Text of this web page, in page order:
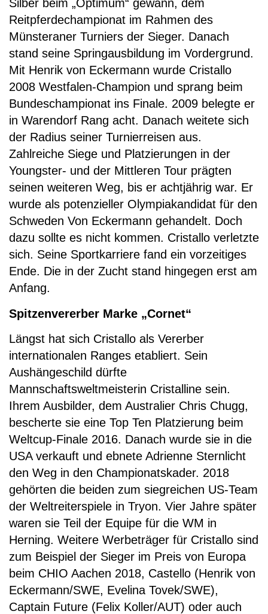
Silber beim „Optimum“ gewann, dem
Reitpferdechampionat im Rahmen des
Münsteraner Turniers der Sieger. Danach
stand seine Springausbildung im Vordergrund.
Mit Henrik von Eckermann wurde Cristallo
2008 Westfalen-Champion und sprang beim
Bundeschampionat ins Finale. 2009 belegte er
in Warendorf Rang acht. Danach weitete sich
der Radius seiner Turnierreisen aus.
Zahlreiche Siege und Platzierungen in der
Youngster- und der Mittleren Tour prägten
seinen weiteren Weg, bis er achtjährig war. Er
wurde als potenzieller Olympiakandidat für den
Schweden Von Eckermann gehandelt. Doch
dazu sollte es nicht kommen. Cristallo verletzte
sich. Seine Sportkarriere fand ein vorzeitiges
Ende. Die in der Zucht stand hingegen erst am
Anfang.
Spitzenvererber Marke „Cornet“
Längst hat sich Cristallo als Vererber
internationalen Ranges etabliert. Sein
Aushängeschild dürfte
Mannschaftsweltmeisterin Cristalline sein.
Ihrem Ausbilder, dem Australier Chris Chugg,
bescherte sie eine Top Ten Platzierung beim
Weltcup-Finale 2016. Danach wurde sie in die
USA verkauft und ebnete Adrienne Sternlicht
den Weg in den Championatskader. 2018
gehörten die beiden zum siegreichen US-Team
der Weltreiterspiele in Tryon. Vier Jahre später
waren sie Teil der Equipe für die WM in
Herning. Weitere Werbeträger für Cristallo sind
zum Beispiel der Sieger im Preis von Europa
beim CHIO Aachen 2018, Castello (Henrik von
Eckermann/SWE, Evelina Tovek/SWE),
Captain Future (Felix Koller/AUT) oder auch